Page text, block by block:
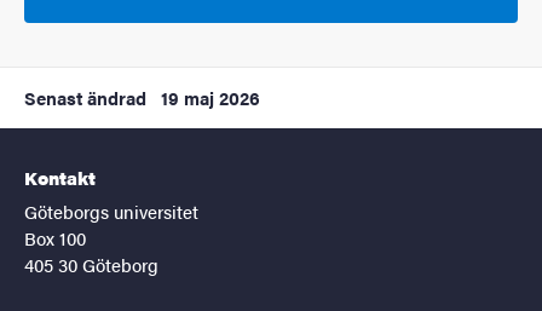
Senast ändrad 19 maj 2026
Kontakt
Göteborgs universitet
Box 100
405 30 Göteborg